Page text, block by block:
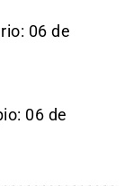
06 de
06 de